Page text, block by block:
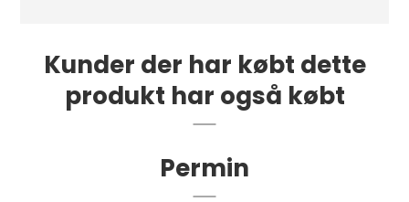
Kunder der har købt dette
produkt har også købt
Permin